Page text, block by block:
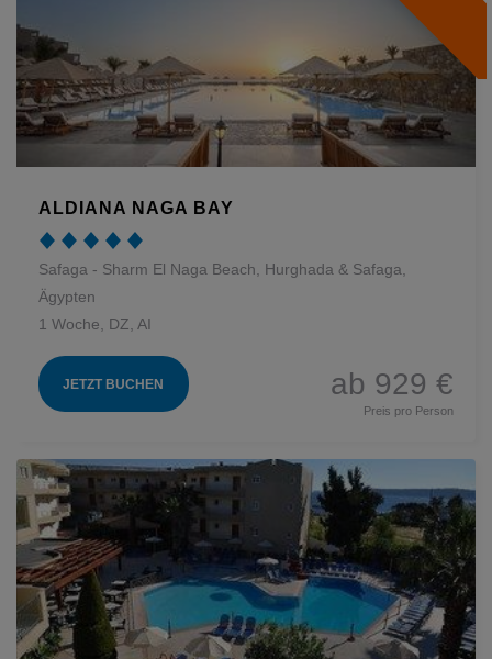
ALDIANA NAGA BAY
Safaga - Sharm El Naga Beach, Hurghada & Safaga,
Ägypten
1 Woche, DZ, AI
JETZT BUCHEN ab 929 €
Preis pro Person